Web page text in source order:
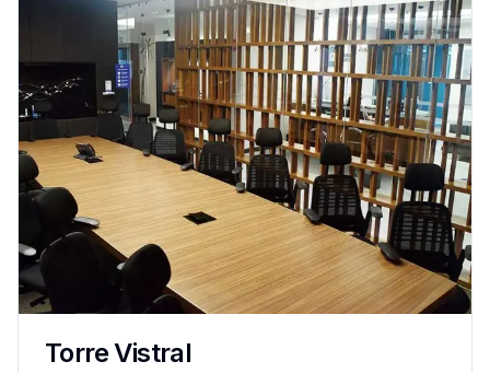
Torre Vistral